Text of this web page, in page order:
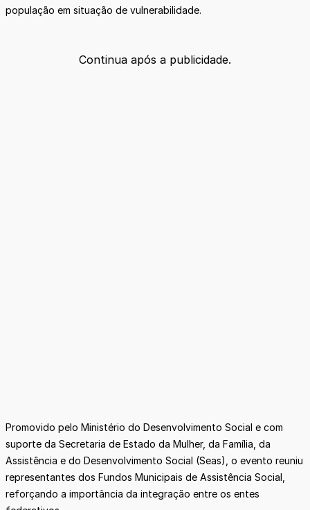
população em situação de vulnerabilidade.
Continua após a publicidade.
Promovido pelo Ministério do Desenvolvimento Social e com
suporte da Secretaria de Estado da Mulher, da Família, da
Assistência e do Desenvolvimento Social (Seas), o evento reuniu
representantes dos Fundos Municipais de Assistência Social,
reforçando a importância da integração entre os entes